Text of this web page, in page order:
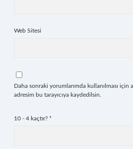
Web Sitesi
Daha sonraki yorumlarımda kullanılması için
adresim bu tarayıcıya kaydedilsin.
10 - 4 kaçtır? *